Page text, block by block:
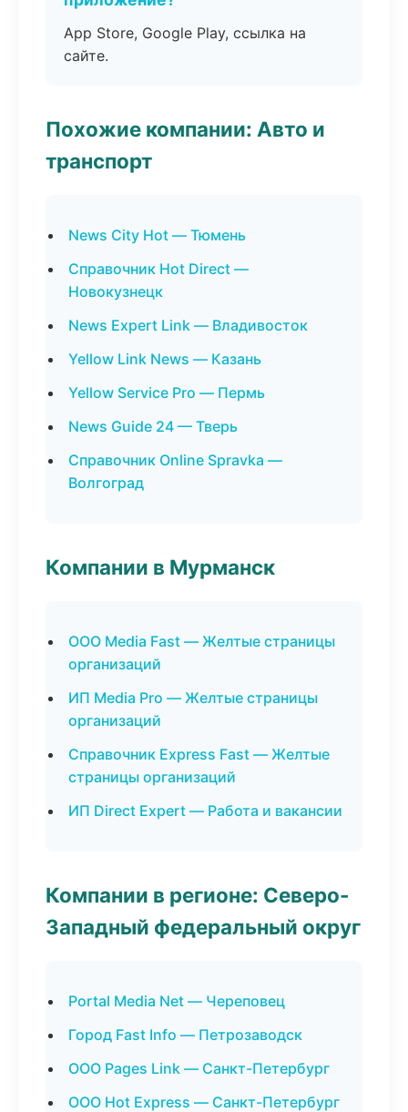
App Store, Google Play, ссылка на
сайте.
Похожие компании: Авто и
транспорт
News City Hot — Тюмень
Справочник Hot Direct —
Новокузнецк
News Expert Link — Владивосток
Yellow Link News — Казань
Yellow Service Pro — Пермь
News Guide 24 — Тверь
Справочник Online Spravka —
Волгоград
Компании в Мурманск
ООО Media Fast — Желтые страницы
организаций
ИП Media Pro — Желтые страницы
организаций
Справочник Express Fast — Желтые
страницы организаций
ИП Direct Expert — Работа и вакансии
Компании в регионе: Северо-
Западный федеральный округ
Portal Media Net — Череповец
Город Fast Info — Петрозаводск
ООО Pages Link — Санкт-Петербург
ООО Hot Express — Санкт-Петербург